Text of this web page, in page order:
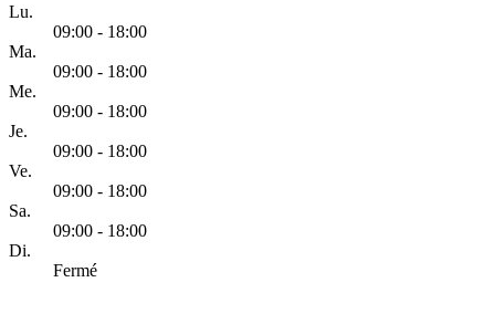
Lu.
09:00 - 18:00
Ma.
09:00 - 18:00
Me.
09:00 - 18:00
Je.
09:00 - 18:00
Ve.
09:00 - 18:00
Sa.
09:00 - 18:00
Di.
Fermé